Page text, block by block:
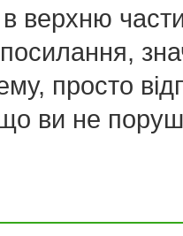
в верхню
просто
ви не